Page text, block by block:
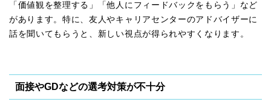
「価値観を整理する」「他人にフィードバックをもらう」など
があります。特に、友人やキャリアセンターのアドバイザーに
話を聞いてもらうと、新しい視点が得られやすくなります。
面接やGDなどの選考対策が不十分